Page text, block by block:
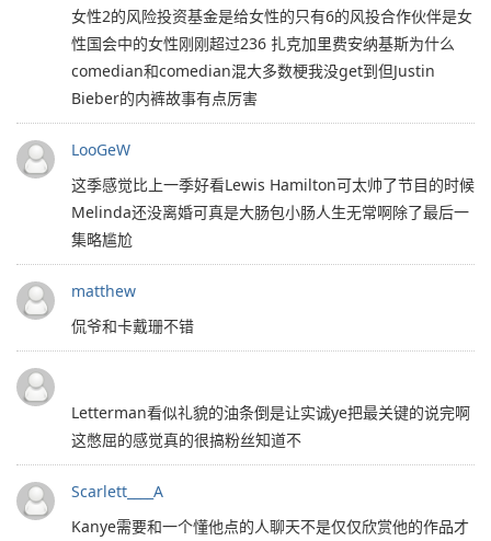
女性2的风险投资基金是给女性的只有6的风投合作伙伴是女
性国会中的女性刚刚超过236 扎克加里费安纳基斯为什么
comedian和comedian混大多数梗我没get到但Justin
Bieber的内裤故事有点厉害
LooGeW
这季感觉比上一季好看Lewis Hamilton可太帅了节目的时候
Melinda还没离婚可真是大肠包小肠人生无常啊除了最后一
集略尴尬
matthew
侃爷和卡戴珊不错
Letterman看似礼貌的油条倒是让实诚ye把最关键的说完啊
这憋屈的感觉真的很搞粉丝知道不
Scarlett____A
Kanye需要和一个懂他点的人聊天不是仅仅欣赏他的作品才